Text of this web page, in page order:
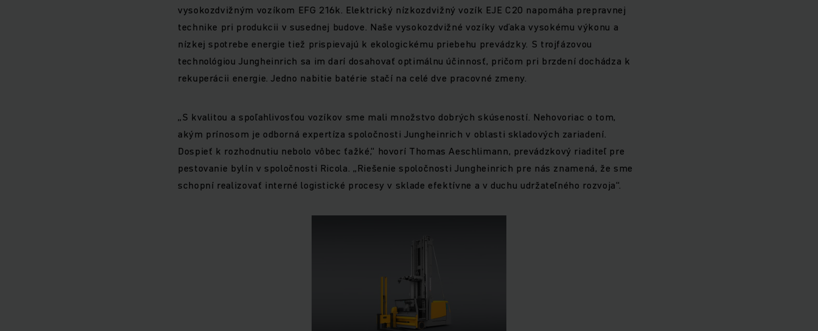
vysokozdvižným vozíkom EFG 216k. Elektrický nízkozdvižný vozík EJE C20 napomáha prepravnej
technike pri produkcii v susednej budove. Naše vysokozdvižné vozíky vďaka vysokému výkonu a
nízkej spotrebe energie tiež prispievajú k ekologickému priebehu prevádzky. S trojfázovou
technológiou Jungheinrich sa im darí dosahovať optimálnu účinnosť, pričom pri brzdení dochádza k
rekuperácii energie. Jedno nabitie batérie stačí na celé dve pracovné zmeny.
„S kvalitou a spoľahlivosťou vozíkov sme mali množstvo dobrých skúseností. Nehovoriac o tom,
akým prínosom je odborná expertíza spoločnosti Jungheinrich v oblasti skladových zariadení.
Dospieť k rozhodnutiu nebolo vôbec ťažké,“ hovorí Thomas Aeschlimann, prevádzkový riaditeľ pre
pestovanie bylín v spoločnosti Ricola. „Riešenie spoločnosti Jungheinrich pre nás znamená, že sme
schopní realizovať interné logistické procesy v sklade efektívne a v duchu udržateľného rozvoja“.